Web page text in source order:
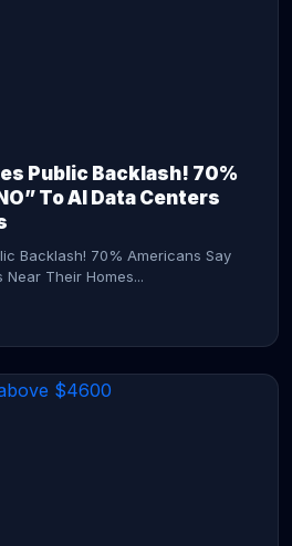
Public Backlash! 70%
To AI Data Centers
Backlash! 70% Americans Say
Near Their Homes...